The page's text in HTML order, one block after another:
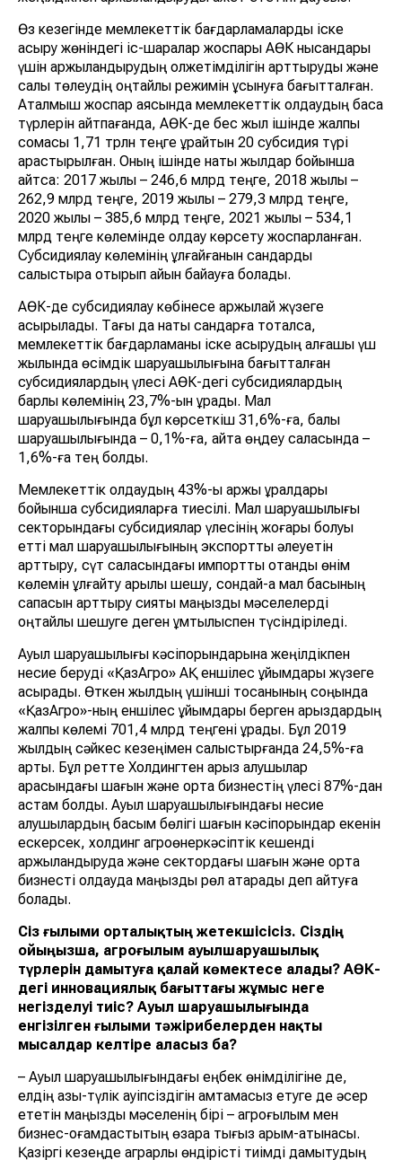
Өз кезегінде мемлекеттік бағдарламаларды іске
асыру жөніндегі іс-шаралар жоспары АӨК нысандары
үшін қаржыландырудың қолжетімділігін арттыруды және
салық төлеудің оңтайлы режимін ұсынуға бағытталған.
Аталмыш жоспар аясында мемлекеттік қолдаудың басқа
түрлерін айтпағанда, АӨК-де бес жыл ішінде жалпы
сомасы 1,71 трлн теңге құрайтын 20 субсидия түрі
қарастырылған. Оның ішінде нақты жылдар бойынша
айтсақ: 2017 жылы – 246,6 млрд теңге, 2018 жылы –
262,9 млрд теңге, 2019 жылы – 279,3 млрд теңге,
2020 жылы – 385,6 млрд теңге, 2021 жылы – 534,1
млрд теңге көлемінде қолдау көрсету жоспарланған.
Субсидиялау көлемінің ұлғайғанын сандарды
салыстыра отырып айқын байқауға болады.
АӨК-де субсидиялау көбінесе қаржылай жүзеге
асырылады. Тағы да нақты сандарға тоқталсақ,
мемлекеттік бағдарламаны іске асырудың алғашқы үш
жылында өсімдік шаруашылығына бағытталған
субсидиялардың үлесі АӨК-дегі субсидиялардың
барлық көлемінің 23,7%-ын құрады. Мал
шаруашылығында бұл көрсеткіш 31,6%-ға, балық
шаруашылығында – 0,1%-ға, қайта өңдеу саласында –
1,6%-ға тең болды.
Мемлекеттік қолдаудың 43%-ы қаржы құралдары
бойынша субсидияларға тиесілі. Мал шаруашылығы
секторындағы субсидиялар үлесінің жоғары болуы
етті мал шаруашылығының экспорттық әлеуетін
арттыру, сүт саласындағы импортты отандық өнім
көлемін ұлғайту арқылы шешу, сондай-ақ мал басының
сапасын арттыру сияқты маңызды мәселелерді
оңтайлы шешуге деген ұмтылыспен түсіндіріледі.
Ауыл шаруашылығы кәсіпорындарына жеңілдікпен
несие беруді «ҚазАгро» АҚ еншілес ұйымдары жүзеге
асырады. Өткен жылдың үшінші тоқсанының соңында
«ҚазАгро»-ның еншілес ұйымдары берген қарыздардың
жалпы көлемі 701,4 млрд теңгені құрады. Бұл 2019
жылдың сәйкес кезеңімен салыстырғанда 24,5%-ға
артық. Бұл ретте Холдингтен қарыз алушылар
арасындағы шағын және орта бизнестің үлесі 87%-дан
астам болды. Ауыл шаруашылығындағы несие
алушылардың басым бөлігі шағын кәсіпорындар екенін
ескерсек, холдинг агроөнеркәсіптік кешенді
қаржыландыруда және сектордағы шағын және орта
бизнесті қолдауда маңызды рөл атқарады деп айтуға
болады.
Сіз ғылыми орталықтың жетекшісісіз. Сіздің
ойыңызша, агроғылым ауылшаруашылық
түрлерін дамытуға қалай көмектесе алады? АӨК-
дегі инновациялық бағыттағы жұмыс неге
негізделуі тиіс? Ауыл шаруашылығында
енгізілген ғылыми тәжірибелерден нақты
мысалдар келтіре аласыз ба?
– Ауыл шаруашылығындағы еңбек өнімділігіне де,
елдің азық-түлік қауіпсіздігін қамтамасыз етуге де әсер
ететін маңызды мәселенің бірі – агроғылым мен
бизнес-қоғамдастықтың өзара тығыз қарым-қатынасы.
Қазіргі кезеңде аграрлық өндірісті тиімді дамытудың